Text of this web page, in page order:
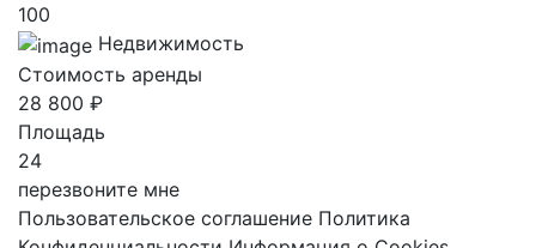
100
Недвижимость
Стоимость аренды
28 800 ₽
Площадь
24
перезвоните мне
Пользовательское соглашение Политика